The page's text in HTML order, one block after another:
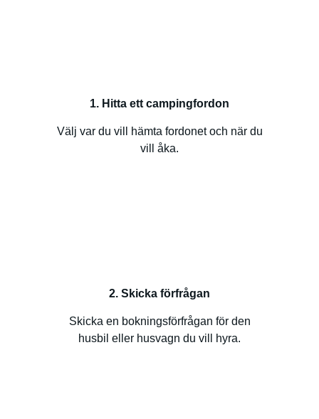
1. Hitta ett campingfordon
Välj var du vill hämta fordonet och när du
vill åka.
2. Skicka förfrågan
Skicka en bokningsförfrågan för den
husbil eller husvagn du vill hyra.